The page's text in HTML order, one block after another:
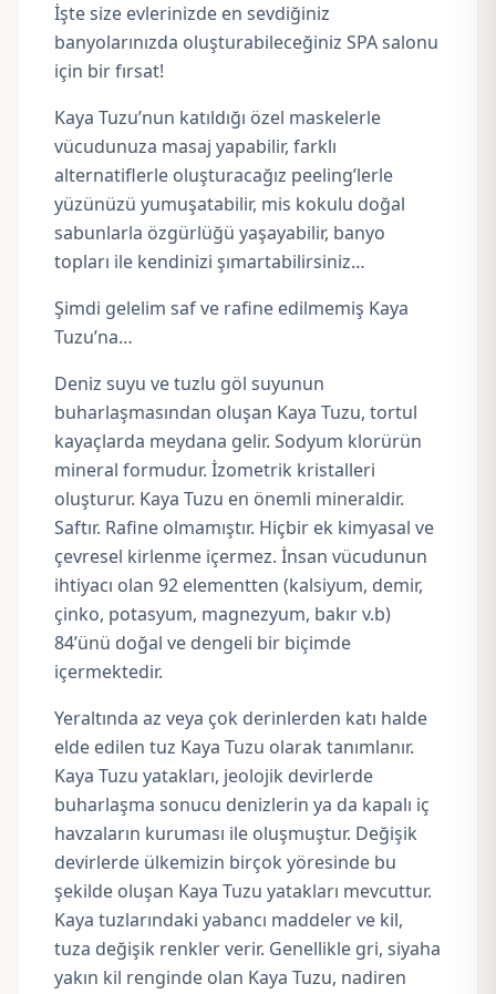
İşte size evlerinizde en sevdiğiniz
banyolarınızda oluşturabileceğiniz SPA salonu
için bir fırsat!
Kaya Tuzu’nun katıldığı özel maskelerle
vücudunuza masaj yapabilir, farklı
alternatiflerle oluşturacağız peeling’lerle
yüzünüzü yumuşatabilir, mis kokulu doğal
sabunlarla özgürlüğü yaşayabilir, banyo
topları ile kendinizi şımartabilirsiniz…
Şimdi gelelim saf ve rafine edilmemiş Kaya
Tuzu’na…
Deniz suyu ve tuzlu göl suyunun
buharlaşmasından oluşan Kaya Tuzu, tortul
kayaçlarda meydana gelir. Sodyum klorürün
mineral formudur. İzometrik kristalleri
oluşturur. Kaya Tuzu en önemli mineraldir.
Saftır. Rafine olmamıştır. Hiçbir ek kimyasal ve
çevresel kirlenme içermez. İnsan vücudunun
ihtiyacı olan 92 elementten (kalsiyum, demir,
çinko, potasyum, magnezyum, bakır v.b)
84’ünü doğal ve dengeli bir biçimde
içermektedir.
Yeraltında az veya çok derinlerden katı halde
elde edilen tuz Kaya Tuzu olarak tanımlanır.
Kaya Tuzu yatakları, jeolojik devirlerde
buharlaşma sonucu denizlerin ya da kapalı iç
havzaların kuruması ile oluşmuştur. Değişik
devirlerde ülkemizin birçok yöresinde bu
şekilde oluşan Kaya Tuzu yatakları mevcuttur.
Kaya tuzlarındaki yabancı maddeler ve kil,
tuza değişik renkler verir. Genellikle gri, siyaha
yakın kil renginde olan Kaya Tuzu, nadiren